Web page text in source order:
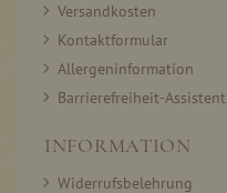
Versandkosten
Kontaktformular
Allergeninformation
Barrierefreiheit-Assistent
INFORMATION
Widerrufsbelehrung